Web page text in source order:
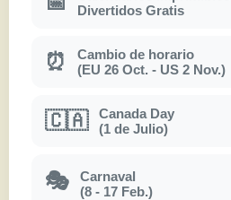
Divertidos Gratis
⏰
Cambio de horario
(EU 26 Oct. - US 2 Nov.)
🇨🇦
Canada Day
(1 de Julio)
🎭
Carnaval
(8 - 17 Feb.)